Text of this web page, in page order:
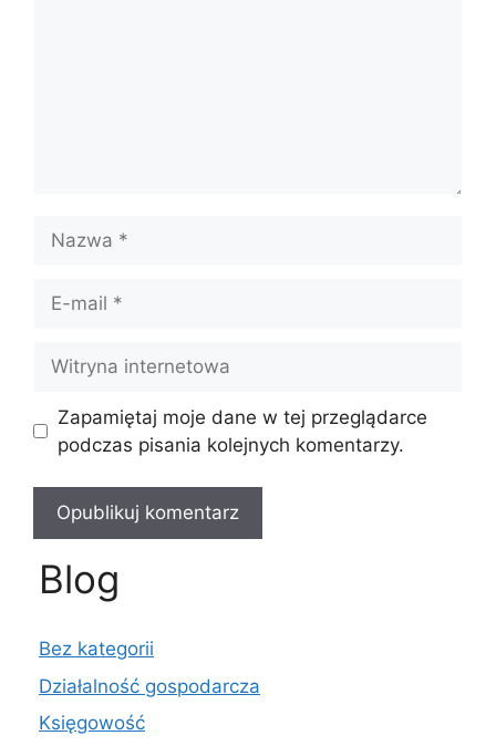
mail
internetowa
Zapamiętaj moje dane w tej przeglądarce
podczas pisania kolejnych komentarzy.
Blog
Bez kategorii
Działalność gospodarcza
Księgowość